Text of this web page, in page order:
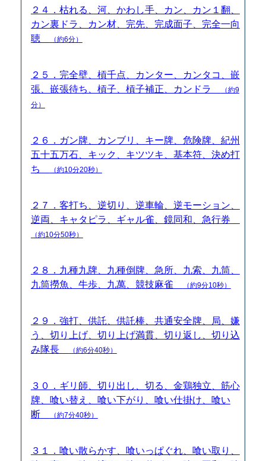
２４．枯れる、河、かわし手、カン、カン１翻、
カン裏ドラ、カン材、完先、完成面子、完全一向
聴
（約6分）
２５．完全壁、槓千点、カンター、カンタコ、嵌
張、嵌張待ち、槓子、槓子補正、カンドラ
（約9
分）
２６．ガン牌、カンブリ、キー牌、危険牌、紀州
五十五万石、キック、キツツキ、基本符、決め打
ち
（約10分20秒）
２７．客打ち、逆切り、逆車輪、逆モーション、
逆両、キャタピラ、ギャル雀、鏡同和、急行券
（約10分50秒）
２８．九種九牌、九種倒牌、急所、九索、九筒、
九筒撈魚、牛歩、九萬、競技麻雀
（約9分10秒）
２９．強打、供託、供託棒、共通安全牌、局、嫌
う、切り上げ、切り上げ満貫、切り返し、切り込
み隊長
（約6分40秒）
３０．ギリ師、切り出し、切る、金鶏独立、筋心
牌、喰い替え、喰い下がり、喰い仕掛け、喰い
断
（約7分40秒）
３１．喰い散らかす、喰いっぱぐれ、喰い取り、